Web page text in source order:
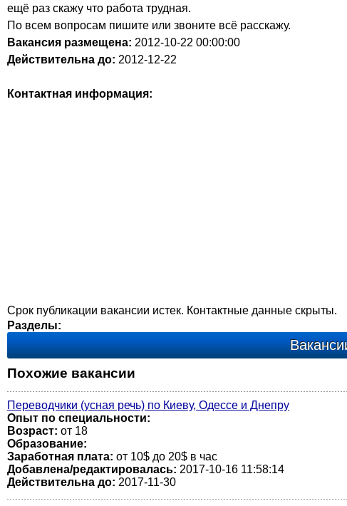
ещё раз скажу что работа трудная.
По всем вопросам пишите или звоните всё расскажу.
Вакансия размещена: 2012-10-22 00:00:00
Действительна до: 2012-12-22
Контактная информация:
Срок публикации вакансии истек. Контактные данные скрыты.
Разделы:
Похожие вакансии
Переводчики (усная речь) по Киеву, Одессе и Днепру
Опыт по специальности:
Возраст: от 18
Образование:
Заработная плата: от 10$ до 20$ в час
Добавлена/редактировалась: 2017-10-16 11:58:14
Действительна до: 2017-11-30